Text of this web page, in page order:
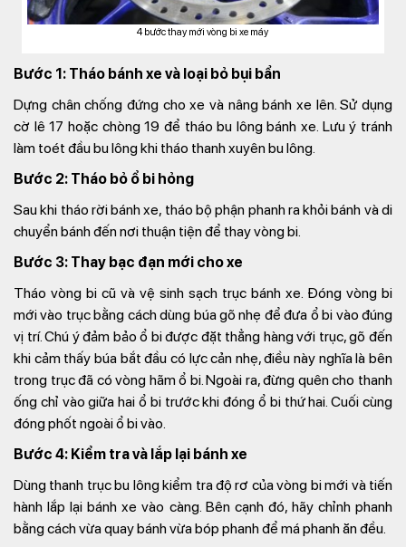
4 bước thay mới vòng bi xe máy
Bước 1: Tháo bánh xe và loại bỏ bụi bẩn
Dựng chân chống đứng cho xe và nâng bánh xe lên. Sử dụng
cờ lê 17 hoặc chòng 19 để tháo bu lông bánh xe. Lưu ý tránh
làm toét đầu bu lông khi tháo thanh xuyên bu lông.
Bước 2: Tháo bỏ ổ bi hỏng
Sau khi tháo rời bánh xe, tháo bộ phận phanh ra khỏi bánh và di
chuyển bánh đến nơi thuận tiện để thay vòng bi.
Bước 3: Thay bạc đạn mới cho xe
Tháo vòng bi cũ và vệ sinh sạch trục bánh xe. Đóng vòng bi
mới vào trục bằng cách dùng búa gõ nhẹ để đưa ổ bi vào đúng
vị trí. Chú ý đảm bảo ổ bi được đặt thẳng hàng với trục, gõ đến
khi cảm thấy búa bắt đầu có lực cản nhẹ, điều này nghĩa là bên
trong trục đã có vòng hãm ổ bi. Ngoài ra, đừng quên cho thanh
ống chỉ vào giữa hai ổ bi trước khi đóng ổ bi thứ hai. Cuối cùng
đóng phốt ngoài ổ bi vào.
Bước 4: Kiểm tra và lắp lại bánh xe
Dùng thanh trục bu lông kiểm tra độ rơ của vòng bi mới và tiến
hành lắp lại bánh xe vào càng. Bên cạnh đó, hãy chỉnh phanh
bằng cách vừa quay bánh vừa bóp phanh để má phanh ăn đều.